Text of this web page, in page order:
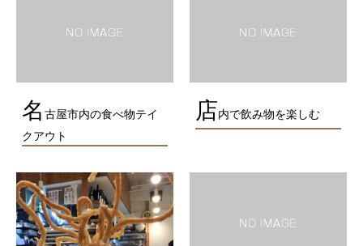
名 古屋市内の食べ物テイ
クアウト
店内で飲み物を楽しむ